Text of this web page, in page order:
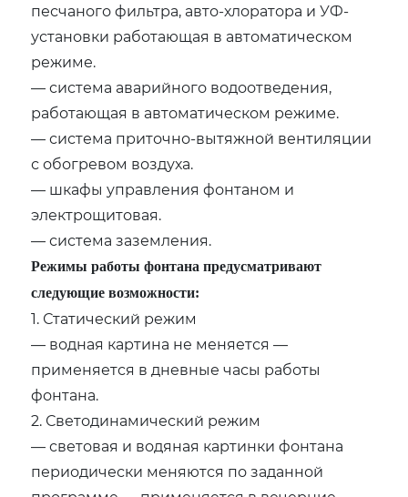
песчаного фильтра, авто-хлоратора и УФ-
установки работающая в автоматическом
режиме.
— система аварийного водоотведения,
работающая в автоматическом режиме.
— система приточно-вытяжной вентиляции
с обогревом воздуха.
— шкафы управления фонтаном и
электрощитовая.
— система заземления.
Режимы работы фонтана предусматривают
следующие возможности:
1. Статический режим
— водная картина не меняется —
применяется в дневные часы работы
фонтана.
2. Светодинамический режим
— световая и водяная картинки фонтана
периодически меняются по заданной